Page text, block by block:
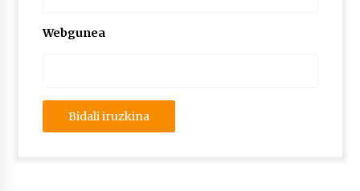
Webgunea